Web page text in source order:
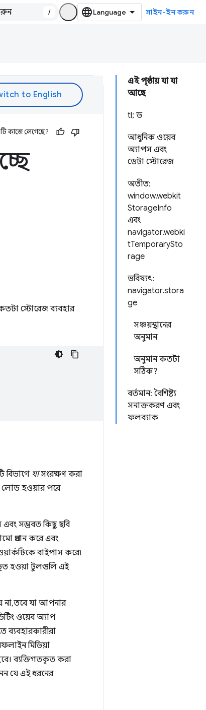
/ সাইন-ইন করুন
এই পৃষ্ঠায় যা যা
আছে
tl; ড
আধুনিক ওয়েব
অ্যাপস এবং
ডেটা স্টোরেজ
অতীত:
window.webkit
StorageInfo
এবং
navigator.webki
tTemporarySto
rage
ভবিষ্যৎ:
navigator.stora
ge
সঞ্চয়স্থানের
অনুমান
অনুমান কতটা
সঠিক?
বর্তমান: বৈশিষ্ট্য
সনাক্তকরণ এবং
ফলব্যাক
কাজে লেগেছে?
স্টোরেজ ব্যবহার
বিভাগে যাসংরক্ষণ করা
লোড হওয়ার পরে
এবং সম্ভবত কিছু ছবি
প্রদান করে এবং
বাইপাস করে৷
হওয়া টুলগুলি এই
না, তবে যা আপনার
ওয়েব অ্যাপ
ব্যবহারকারীরা
মিডিয়া
ব্যক্তিগতকৃত করা
যে এই ধরনের